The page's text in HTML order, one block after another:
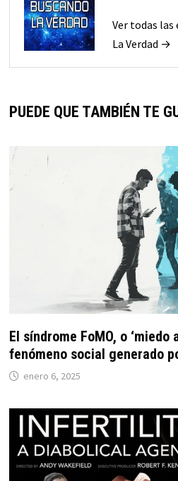
Ver todas las
La Verdad →
PUEDE QUE TAMBIÉN TE
El síndrome FoMO, o ‘miedo
fenómeno social generado
enero 6, 2025